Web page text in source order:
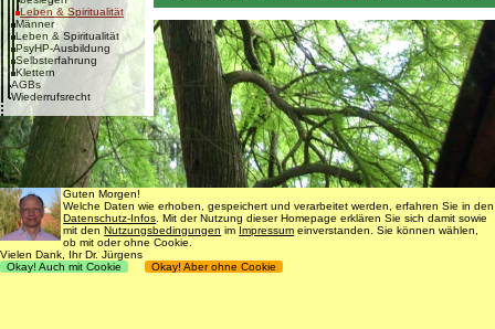
Leben & Spiritualität
Männer
Leben & Spiritualität
PsyHP-Ausbildung
Selbsterfahrung
Klettern
AGBs
Wiederrufsrecht
Guten Morgen!
Welche Daten wie erhoben, gespeichert und verarbeitet werden, erfahren Sie in den
Datenschutz-Infos . Mit der Nutzung dieser Homepage erklären Sie sich damit sowie
mit denNutzungsbedingungen im Impressum einverstanden. Sie können wählen,
ob mit oder ohne Cookie.
Vielen Dank, Ihr Dr. Jürgens
Okay! Auch mit Cookie
Okay! Aber ohne Cookie